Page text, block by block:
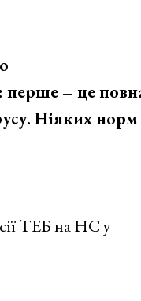
перше – це
Ніяких норм
ТЕБ на НС у